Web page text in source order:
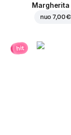
Margherita
nuo7,00 €
hit